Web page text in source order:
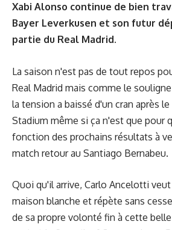
Xabi Alonso continue de bien
Bayer Leverkusen et son futur
partie du Real Madrid.
La saison n'est pas de tout repos
Real Madrid mais comme le
la tension a baissé d'un cran après
Stadium même si ça n'est que pour
fonction des prochains résultats à
match retour au Santiago Bernabeu.
Quoi qu'il arrive, Carlo Ancelotti
maison blanche et répète sans
de sa propre volonté fin à cette